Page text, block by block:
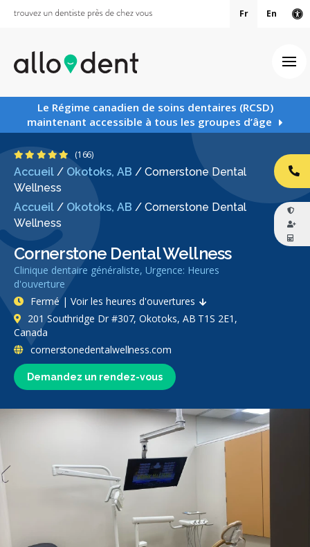
Fr En
Le Régime canadien de soins dentaires (RCSD)
maintenant accessible à tous les groupes d’âge
Accueil / Okotoks, AB / Cornerstone Dental
Wellness
Accueil / Okotoks, AB / Cornerstone Dental
Wellness
Cornerstone Dental Wellness
Clinique dentaire généraliste, Urgence: Heures
d'ouverture
4.8 étoiles
(166)
Demandez un rendez-vous
Fermé | Voir les heures d'ouvertures
201 Southridge Dr #307, Okotoks, AB T1S 2E1,
Canada
cornerstonedentalwellness.com